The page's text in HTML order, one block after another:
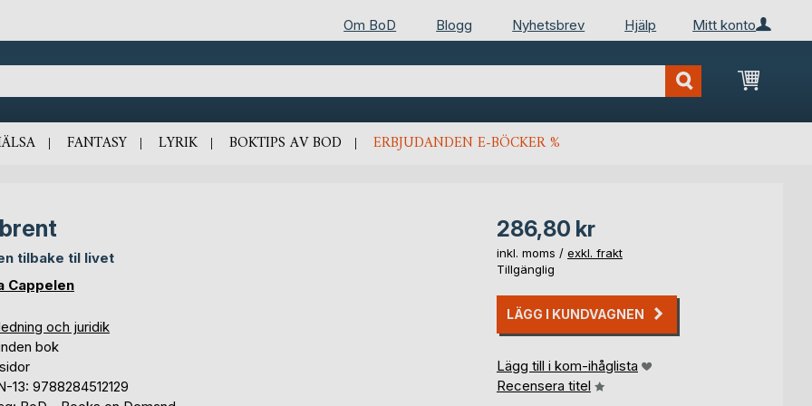
Mitt konto
Om BoD Blogg Nyhetsbrev Hjälp
Min
FANTASY LYRIK BOKTIPS AV BOD ERBJUDANDEN E-BÖCKER %
tilbake til livet
Cappelen
och juridik
bok
13: 9788284512129
286,80 kr
inkl. moms / exkl. frakt
Tillgänglig
LÄGG I KUNDVAGNEN
Lägg till i kom-ihåglista
Recensera titel